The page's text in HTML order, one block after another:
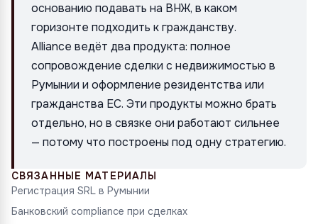
основанию подавать на ВНЖ, в каком
горизонте подходить к гражданству.
Alliance ведёт два продукта: полное
сопровождение сделки с недвижимостью в
Румынии и оформление резидентства или
гражданства ЕС. Эти продукты можно брать
отдельно, но в связке они работают сильнее
— потому что построены под одну стратегию.
СВЯЗАННЫЕ МАТЕРИАЛЫ
Регистрация SRL в Румынии
Банковский compliance при сделках